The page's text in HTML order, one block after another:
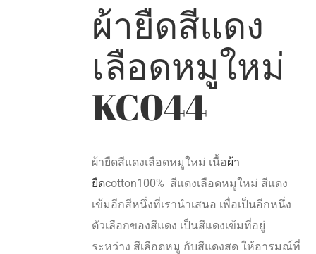
ผ้ายืดสีแดง
เลือดหมูใหม่
KC044
ผ้ายืดสีแดงเลือดหมูใหม่ เนื้อผ้า
ยืดcotton100% สีแดงเลือดหมูใหม่ สีแดง
เข้มอีกสีหนึ่งที่เรานำเสนอ เพื่อเป็นอีกหนึ่ง
ตัวเลือกของสีแดง เป็นสีแดงเข้มที่อยู่
ระหว่าง สีเลือดหมู กับสีแดงสด ให้อารมณ์ที่